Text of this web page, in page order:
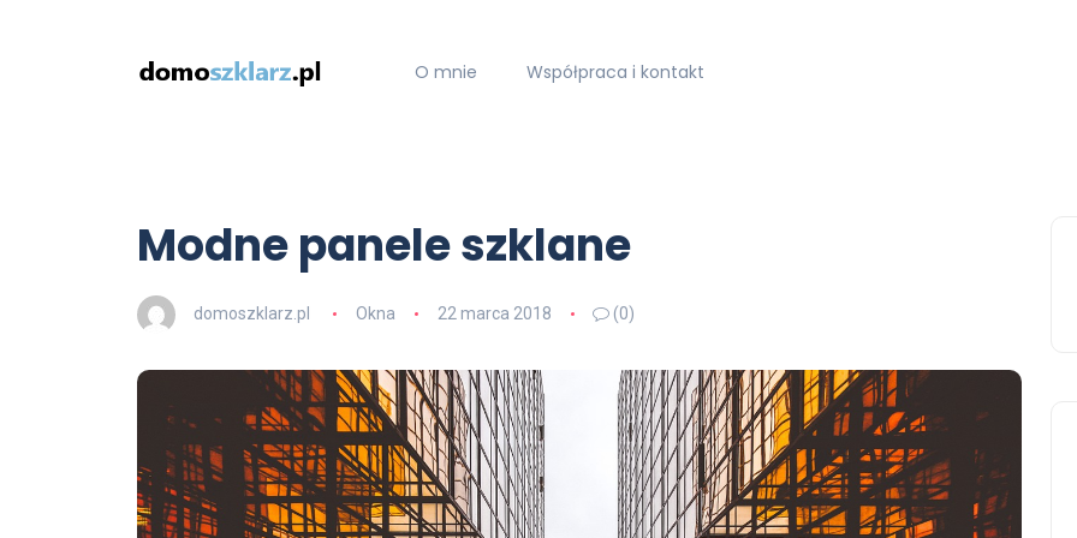
O mnie Współpraca i kontakt
Modne panele szklane
domoszklarz.pl Okna 22 marca 2018 (0)